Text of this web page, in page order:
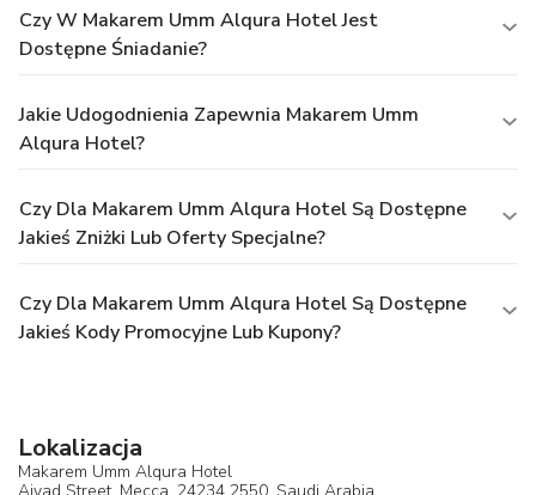
Czy W Makarem Umm Alqura Hotel Jest
Dostępne Śniadanie?
Jakie Udogodnienia Zapewnia Makarem Umm
Alqura Hotel?
Czy Dla Makarem Umm Alqura Hotel Są Dostępne
Jakieś Zniżki Lub Oferty Specjalne?
Czy Dla Makarem Umm Alqura Hotel Są Dostępne
Jakieś Kody Promocyjne Lub Kupony?
Lokalizacja
Makarem Umm Alqura Hotel